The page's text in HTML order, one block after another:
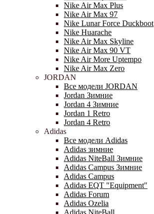
Nike Air Max Plus
Nike Air Max 97
Nike Lunar Force Duckboot
Nike Huarache
Nike Air Max Skyline
Nike Air Max 90 VT
Nike Air More Uptempo
Nike Air Max Zero
JORDAN
Все модели JORDAN
Jordan Зимние
Jordan 4 Зимние
Jordan 1 Retro
Jordan 4 Retro
Adidas
Все модели Adidas
Adidas зимние
Adidas NiteBall Зимние
Adidas Campus Зимние
Adidas Campus
Adidas EQT "Equipment"
Adidas Forum
Adidas Ozelia
Adidas NiteBall